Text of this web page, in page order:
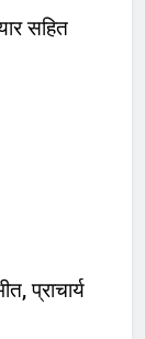
सहित
प्राचार्य